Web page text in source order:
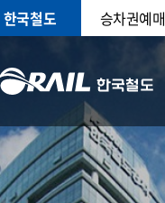
한국철도 승차권예매
CEO